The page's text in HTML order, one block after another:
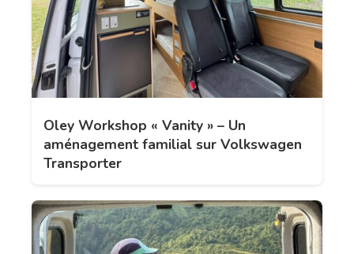
Oley Workshop « Vanity » – Un
aménagement familial sur Volkswagen
Transporter